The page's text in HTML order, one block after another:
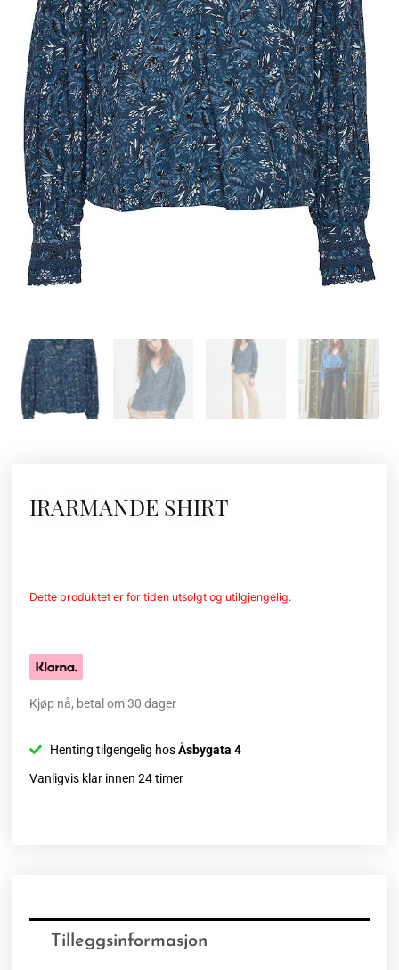
IRARMANDE SHIRT
Dette produktet er for tiden utsolgt og utilgjengelig.
Kjøp nå, betal om 30 dager
Henting tilgengelig hosÅsbygata 4
Vanligvis klar innen 24 timer
Tilleggsinformasjon